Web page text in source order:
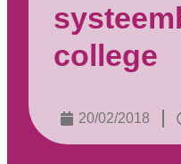
college
20/02/2018